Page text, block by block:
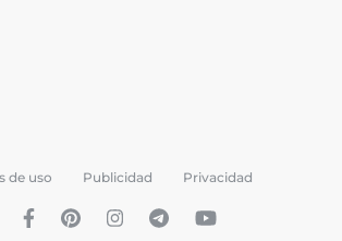
de uso Publicidad Privacidad